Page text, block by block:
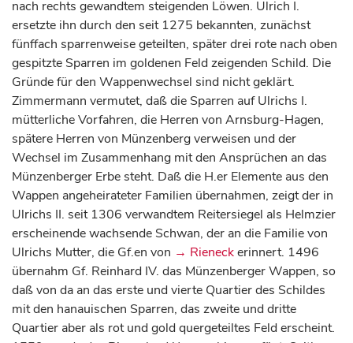
nach rechts gewandtem steigenden Löwen. Ulrich I.
ersetzte ihn durch den seit 1275 bekannten, zunächst
fünffach sparrenweise geteilten, später drei rote nach oben
gespitzte Sparren im goldenen Feld zeigenden Schild. Die
Gründe für den Wappenwechsel sind nicht geklärt.
Zimmermann vermutet, daß die Sparren auf Ulrichs I.
mütterliche Vorfahren, die Herren von Arnsburg-Hagen,
spätere Herren von Münzenberg verweisen und der
Wechsel im Zusammenhang mit den Ansprüchen an das
Münzenberger Erbe steht. Daß die H.er Elemente aus den
Wappen angeheirateter Familien übernahmen, zeigt der in
Ulrichs II. seit 1306 verwandtem Reitersiegel als Helmzier
erscheinende wachsende Schwan, der an die Familie von
Ulrichs Mutter, die Gf.en von → Rieneckerinnert. 1496
übernahm Gf. Reinhard IV. das Münzenberger Wappen, so
daß von da an das erste und vierte Quartier des Schildes
mit den hanauischen Sparren, das zweite und dritte
Quartier aber als rot und gold quergeteiltes Feld erscheint.